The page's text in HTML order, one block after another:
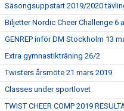
Säsongsuppstart 2019/2020
Biljetter Nordic Cheer Challenge 6
GENREP inför DM Stockholm 13
Extra gymnastikträning 26/2
Twisters årsmöte 21 mars 2019
Classes under sportlovet
TWIST CHEER COMP 2019